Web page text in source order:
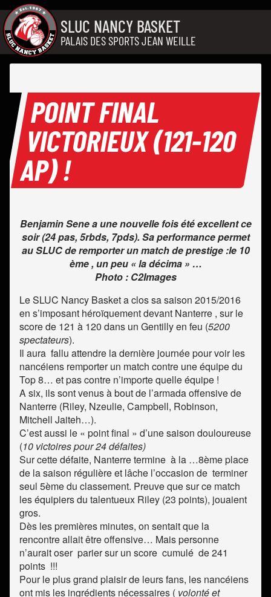
Aller au contenu
SLUC NANCY BASKET
PALAIS DES SPORTS JEAN WEILLE
POINT FINAL
VICTORIEUX (121-120
AP) !
Benjamin Sene a une nouvelle fois été excellent ce
soir (24 pas, 5rbds, 7pds). Sa performance permet
au SLUC de remporter un match de prestige :le 10
ème , un peu « la décima » …
Photo : C2Images
Le SLUC Nancy Basket a clos sa saison 2015/2016
en s’imposant héroïquement devant Nanterre , sur le
score de 121 à 120 dans un Gentilly en feu (5200
spectateurs).
Il aura fallu attendre la dernière journée pour voir les
nancéiens remporter un match contre une équipe du
Top 8… et pas contre n’importe quelle équipe !
A six, ils sont venus à bout de l’armada offensive de
Nanterre (Riley, Nzeulie, Campbell, Robinson,
Mitchell Jaiteh…).
C’est aussi le « point final » d’une saison douloureuse
(10 victoires pour 24 défaites)
Sur cette défaite, Nanterre termine à la …8ème place
de la saison régulière et lâche l’occasion de terminer
seul 5ème du classement. Preuve que sur ce match
les équipiers du talentueux Riley (23 points), jouaient
gros.
Dès les premières minutes, on sentait que la
rencontre allait être offensive… Mais personne
n’aurait oser parier sur un score cumulé de 241
points !!!
Pour le plus grand plaisir de leurs fans, les nancéiens
ont mis les ingrédients nécessaires ( volonté et